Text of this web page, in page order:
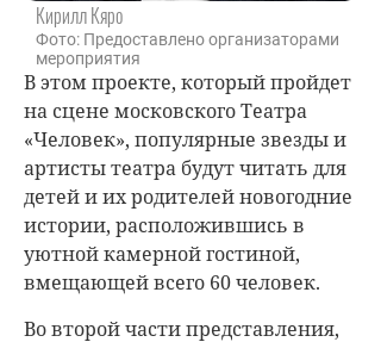
Кирилл Кяро
Фото: Предоставлено организаторами
мероприятия
В этом проекте, который пройдет
на сцене московского Театра
«Человек», популярные звезды и
артисты театра будут читать для
детей и их родителей новогодние
истории, расположившись в
уютной камерной гостиной,
вмещающей всего 60 человек.
Во второй части представления,